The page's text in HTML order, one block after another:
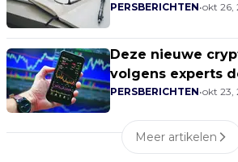
PERSBERICHTEN•okt 26,
Deze nieuwe
volgens experts
trending crypto
PERSBERICHTEN•okt 23,
Meer artikelen